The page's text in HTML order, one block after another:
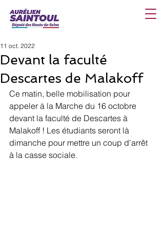
Devant la faculté
Descartes de Malakoff
11 oct. 2022
Ce matin, belle mobilisation pour
appeler à la Marche du 16 octobre
devant la faculté de Descartes à
Malakoff ! Les étudiants seront là
dimanche pour mettre un coup d'arrêt
à la casse sociale.